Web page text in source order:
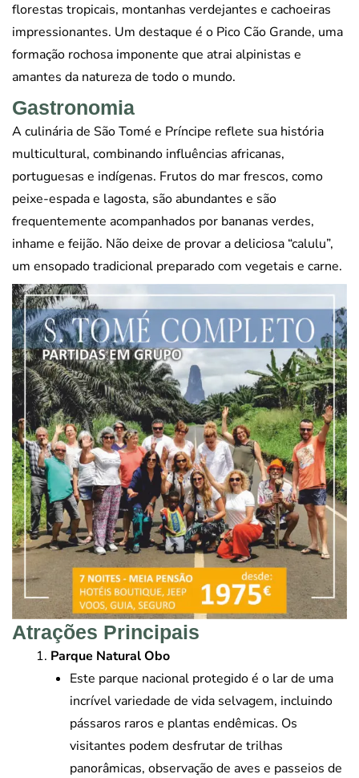
florestas tropicais, montanhas verdejantes e cachoeiras
impressionantes. Um destaque é o Pico Cão Grande, uma
formação rochosa imponente que atrai alpinistas e
amantes da natureza de todo o mundo.
Gastronomia
A culinária de São Tomé e Príncipe reflete sua história
multicultural, combinando influências africanas,
portuguesas e indígenas. Frutos do mar frescos, como
peixe-espada e lagosta, são abundantes e são
frequentemente acompanhados por bananas verdes,
inhame e feijão. Não deixe de provar a deliciosa “calulu”,
um ensopado tradicional preparado com vegetais e carne.
Atrações Principais
Parque Natural Obo
Este parque nacional protegido é o lar de uma
incrível variedade de vida selvagem, incluindo
pássaros raros e plantas endêmicas. Os
visitantes podem desfrutar de trilhas
panorâmicas, observação de aves e passeios de